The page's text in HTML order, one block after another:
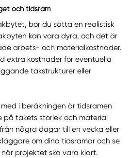
och tidsram
bör du sätta en realistisk
kan vara dyra, och det är
arbets- och materialkostnader.
extra kostnader för eventuella
takstrukturer eller
i beräkningen är tidsramen
på takets storlek och material
några dagar till en vecka eller
om dina tidsramar och se
projektet ska vara klart.